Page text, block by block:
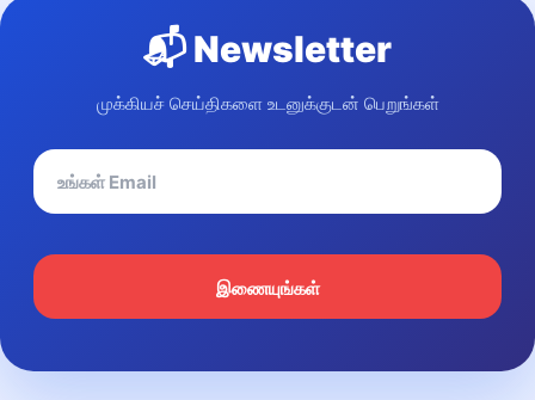
📬 Newsletter
முக்கியச் செய்திகளை உடனுக்குடன் பெறுங்கள்
இணையுங்கள்